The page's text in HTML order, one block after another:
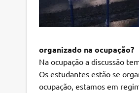
organizado na ocupação?
Na ocupação a discussão
Os estudantes estão se
ocupação, estamos em